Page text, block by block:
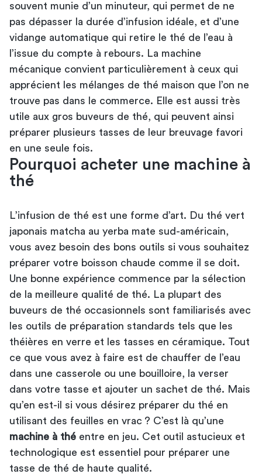
souvent munie d’un minuteur, qui permet de ne
pas dépasser la durée d’infusion idéale, et d’une
vidange automatique qui retire le thé de l’eau à
l’issue du compte à rebours. La machine
mécanique convient particulièrement à ceux qui
apprécient les mélanges de thé maison que l’on ne
trouve pas dans le commerce. Elle est aussi très
utile aux gros buveurs de thé, qui peuvent ainsi
préparer plusieurs tasses de leur breuvage favori
en une seule fois.
Pourquoi acheter une machine à
thé
L’infusion de thé est une forme d’art. Du thé vert
japonais matcha au yerba mate sud-américain,
vous avez besoin des bons outils si vous souhaitez
préparer votre boisson chaude comme il se doit.
Une bonne expérience commence par la sélection
de la meilleure qualité de thé. La plupart des
buveurs de thé occasionnels sont familiarisés avec
les outils de préparation standards tels que les
théières en verre et les tasses en céramique. Tout
ce que vous avez à faire est de chauffer de l’eau
dans une casserole ou une bouilloire, la verser
dans votre tasse et ajouter un sachet de thé. Mais
qu’en est-il si vous désirez préparer du thé en
utilisant des feuilles en vrac ? C’est là qu’une
machine à thé entre en jeu. Cet outil astucieux et
technologique est essentiel pour préparer une
tasse de thé de haute qualité.